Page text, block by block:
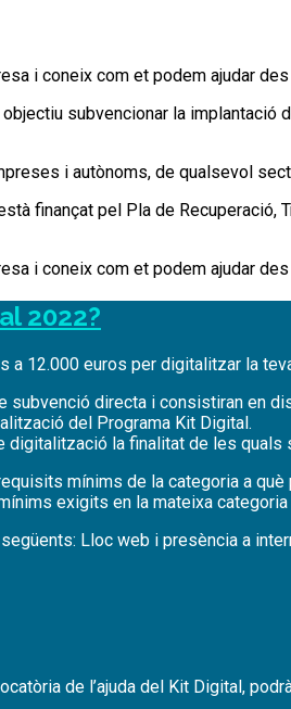
i coneix com et podem ajudar
objectiu subvencionar la
i autònoms, de qualsevol
finançat pel Pla de Recuperació,
i coneix com et podem ajudar des
2022?
a 12.000 euros per digitalitzar la
directa i consistiran en
del Programa Kit Digital.
la finalitat de les
mínims de la categoria a què
exigits en la mateixa
Lloc web i presència a
de l’ajuda del Kit Digital,